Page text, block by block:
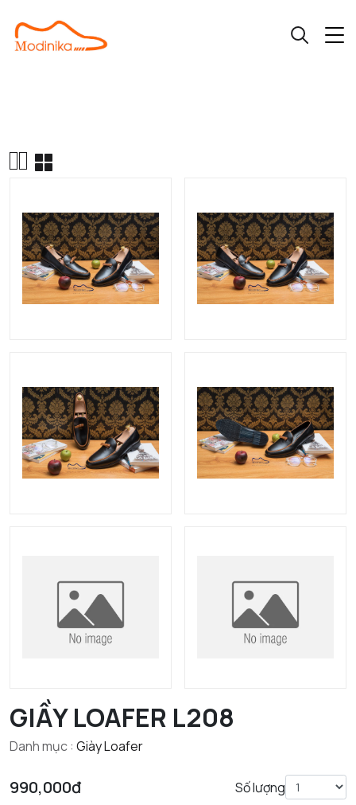
GIẦY LOAFER L208
Danh mục : Giày Loafer
990,000đ Số lượng